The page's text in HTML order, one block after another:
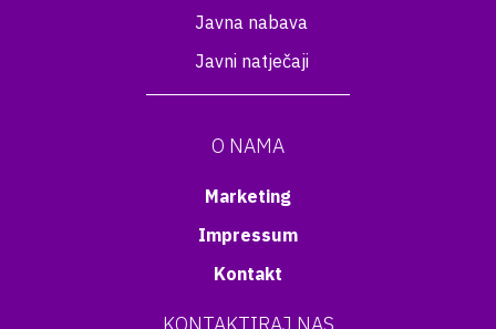
Javna nabava
Javni natječaji
O NAMA
Marketing
Impressum
Kontakt